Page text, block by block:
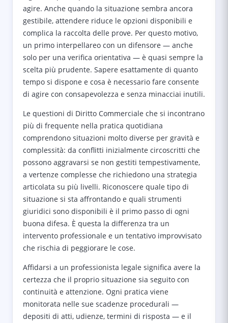
agire. Anche quando la situazione sembra ancora
gestibile, attendere riduce le opzioni disponibili e
complica la raccolta delle prove. Per questo motivo,
un primo interpellareo con un difensore — anche
solo per una verifica orientativa — è quasi sempre la
scelta più prudente. Sapere esattamente di quanto
tempo si dispone e cosa è necessario fare consente
di agire con consapevolezza e senza minacciai inutili.
Le questioni di Diritto Commerciale che si incontrano
più di frequente nella pratica quotidiana
comprendono situazioni molto diverse per gravità e
complessità: da conflitti inizialmente circoscritti che
possono aggravarsi se non gestiti tempestivamente,
a vertenze complesse che richiedono una strategia
articolata su più livelli. Riconoscere quale tipo di
situazione si sta affrontando e quali strumenti
giuridici sono disponibili è il primo passo di ogni
buona difesa. È questa la differenza tra un
intervento professionale e un tentativo improvvisato
che rischia di peggiorare le cose.
Affidarsi a un professionista legale significa avere la
certezza che il proprio situazione sia seguito con
continuità e attenzione. Ogni pratica viene
monitorata nelle sue scadenze procedurali —
depositi di atti, udienze, termini di risposta — e il